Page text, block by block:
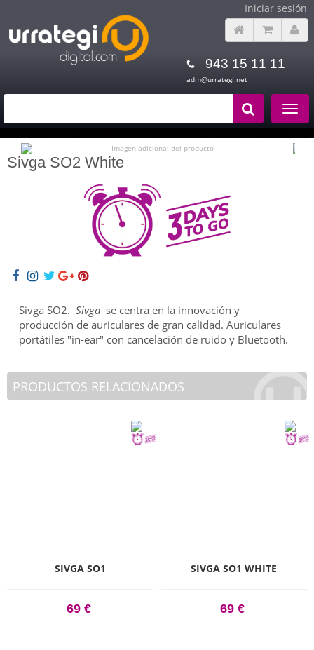
Iniciar sesión
943 15 11 11
adm@urrategi.net
Toggle
Sivga SO2 White
Sivga SO2. Sivga se centra en la innovación y
producción de auriculares de gran calidad. Auriculares
portátiles "in-ear" con cancelación de ruido y Bluetooth.
PRODUCTOS RELACIONADOS
SIVGA SO1
69 €
SIVGA SO1 WHITE
69 €